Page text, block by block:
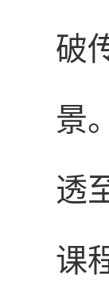
破
景
透
课